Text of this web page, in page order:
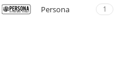
Persona 1